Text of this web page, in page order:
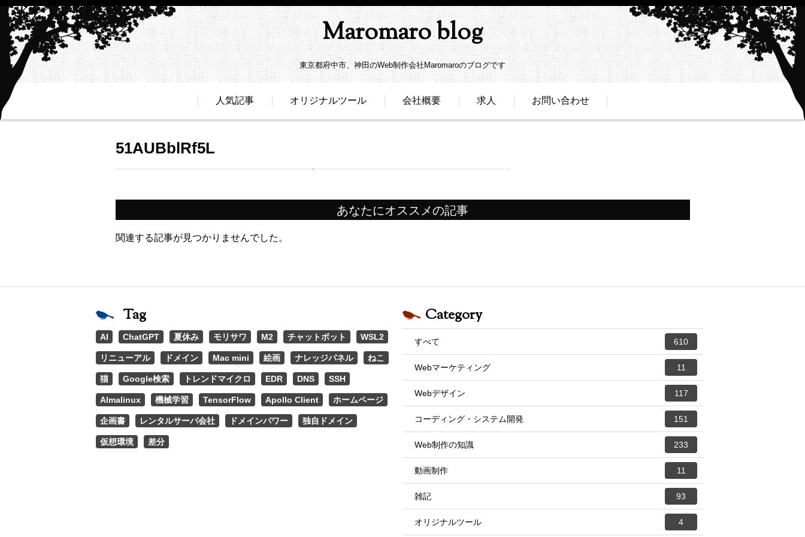
Maromaro blog
東京都府中市、神田のWeb制作会社Maromaroのブログです
人気記事 オリジナルツール 会社概要 求人 お問い合わせ
51AUBblRf5L
あなたにオススメの記事
関連する記事が見つかりませんでした。
Category
すべて 610
Webマーケティング 11
Webデザイン 117
コーディング・システム開発 151
Web制作の知識 233
動画制作 11
雑記 93
オリジナルツール 4
Tag
AI ChatGPT 夏休み モリサワ M2 チャットボット WSL2
リニューアル ドメイン Mac mini 絵画 ナレッジパネル ねこ
猫 Google検索 トレンドマイクロ EDR DNS SSH
Almalinux 機械学習 TensorFlow Apollo Client ホームページ
企画書 レンタルサーバ会社 ドメインパワー 独自ドメイン
仮想環境 差分